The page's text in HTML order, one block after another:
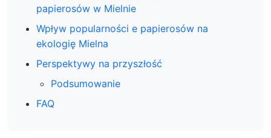
papierosów w Mielnie
Wpływ popularności e papierosów na
ekologię Mielna
Perspektywy na przyszłość
Podsumowanie
FAQ